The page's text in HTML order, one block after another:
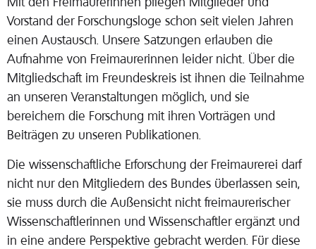
Vorstand der Forschungsloge schon seit vielen Jahren
einen Austausch. Unsere Satzungen erlauben die
Aufnahme von Freimaurerinnen leider nicht. Über die
Mitgliedschaft im Freundeskreis ist ihnen die Teilnahme
an unseren Veranstaltungen möglich, und sie
bereichern die Forschung mit ihren Vorträgen und
Beiträgen zu unseren Publikationen.
Die wissenschaftliche Erforschung der Freimaurerei darf
nicht nur den Mitgliedern des Bundes überlassen sein,
sie muss durch die Außensicht nicht freimaurerischer
Wissenschaftlerinnen und Wissenschaftler ergänzt und
in eine andere Perspektive gebracht werden. Für diese